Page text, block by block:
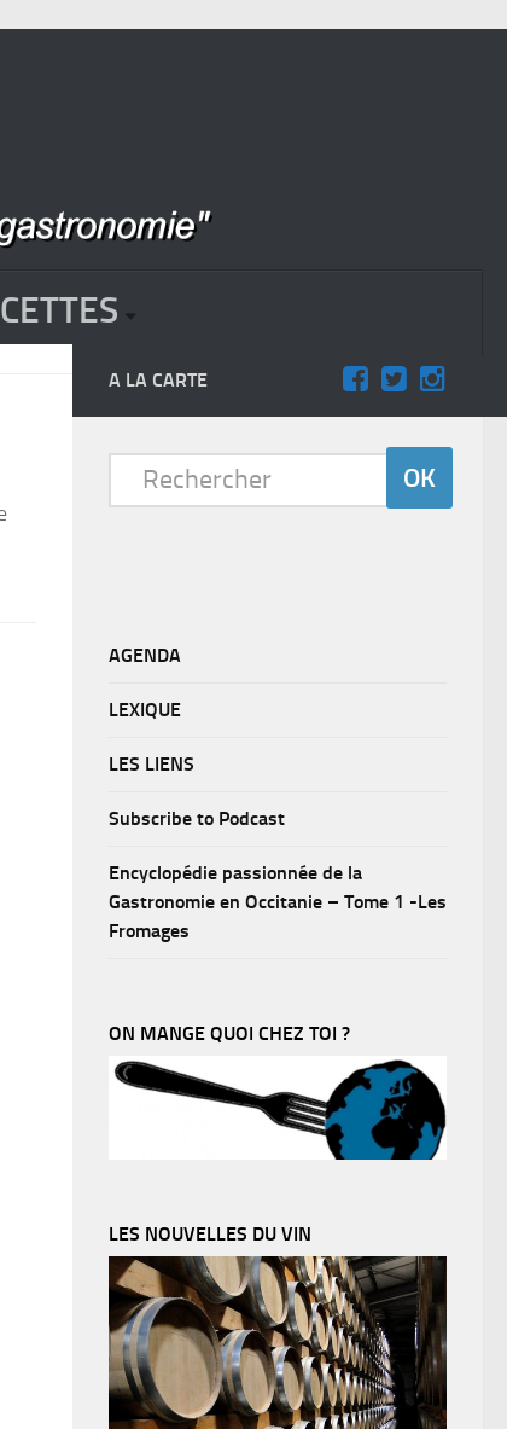
A LA CARTE
AGENDA
LEXIQUE
LES LIENS
Subscribe to Podcast
Encyclopédie passionnée de la
Gastronomie en Occitanie – Tome 1 -Les
Fromages
ON MANGE QUOI CHEZ TOI ?
LES NOUVELLES DU VIN